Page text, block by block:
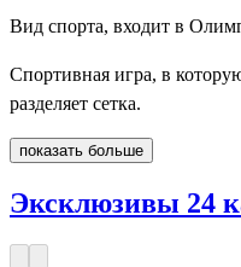
Вид спорта, входит в
Спортивная игра, в
разделяет сетка.
показать больше
Эксклюзивы 24